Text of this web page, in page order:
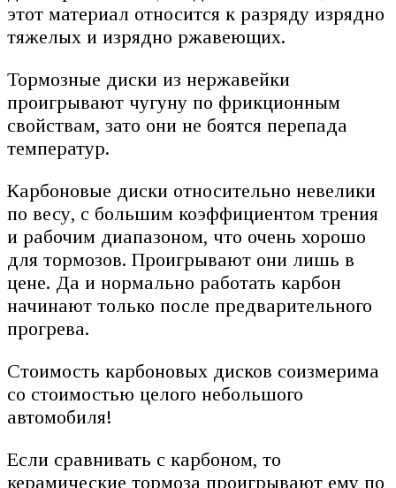
этот материал относится к разряду изрядно
тяжелых и изрядно ржавеющих.
Тормозные диски из нержавейки
проигрывают чугуну по фрикционным
свойствам, зато они не боятся перепада
температур.
Карбоновые диски относительно невелики
по весу, с большим коэффициентом трения
и рабочим диапазоном, что очень хорошо
для тормозов. Проигрывают они лишь в
цене. Да и нормально работать карбон
начинают только после предварительного
прогрева.
Стоимость карбоновых дисков соизмерима
со стоимостью целого небольшого
автомобиля!
Если сравнивать с карбоном, то
керамические тормоза проигрывают ему по